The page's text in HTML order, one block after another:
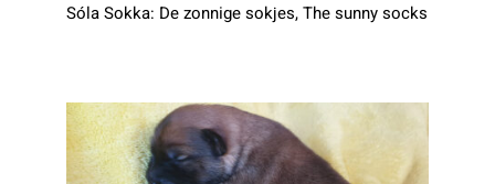
Sóla Sokka: De zonnige sokjes, The sunny socks